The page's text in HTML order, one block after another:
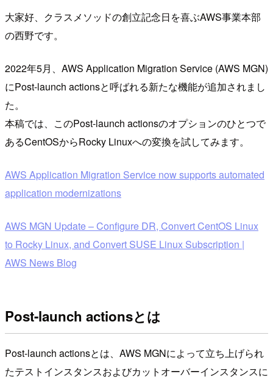
大家好、クラスメソッドの創立記念日を喜ぶAWS事業本部
の西野です。
2022年5月、AWS Application Migration Service (AWS MGN)
にPost-launch actionsと呼ばれる新たな機能が追加されまし
た。
本稿では、このPost-launch actionsのオプションのひとつで
あるCentOSからRocky Linuxへの変換を試してみます。
AWS Application Migration Service now supports automated
application modernizations
AWS MGN Update – Configure DR, Convert CentOS Linux
to Rocky Linux, and Convert SUSE Linux Subscription |
AWS News Blog
Post-launch actionsとは
Post-launch actionsとは、AWS MGNによって立ち上げられ
たテストインスタンスおよびカットオーバーインスタンスに